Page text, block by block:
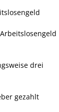
drei
gezahlt